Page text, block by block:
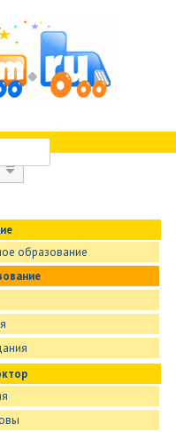
образование